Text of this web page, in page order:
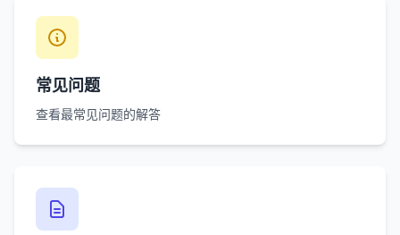
常见问题
查看最常见问题的解答